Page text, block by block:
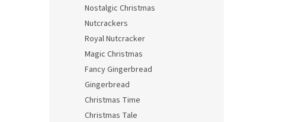
Nostalgic Christmas
Nutcrackers
Royal Nutcracker
Magic Christmas
Fancy Gingerbread
Gingerbread
Christmas Time
Christmas Tale